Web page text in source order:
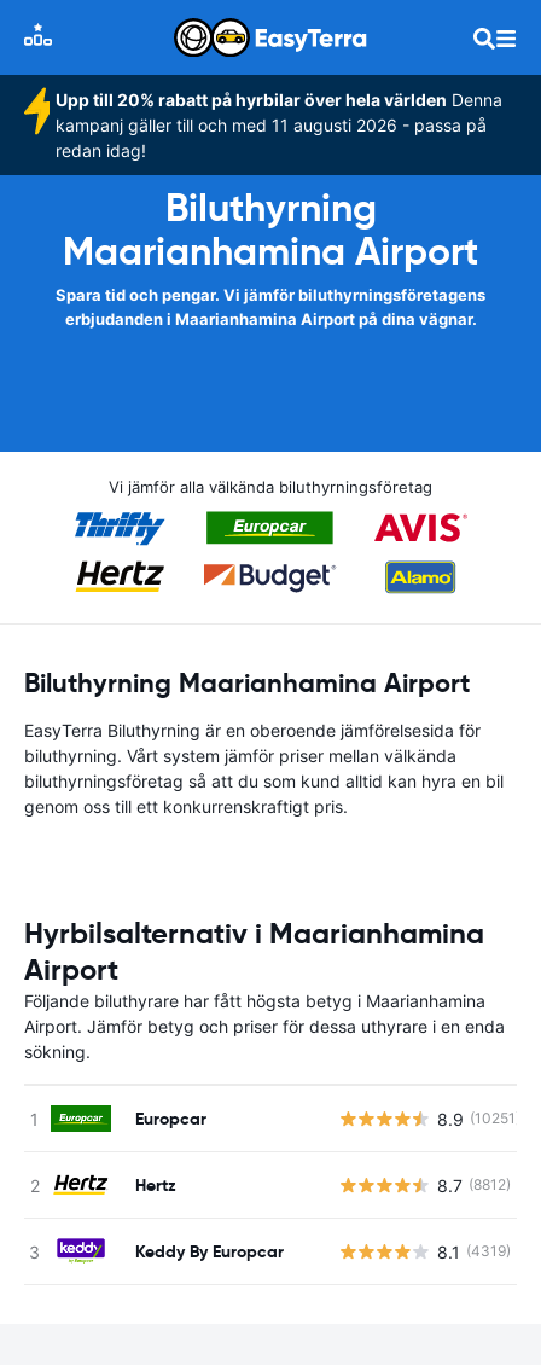
Upp till 20% rabatt på hyrbilar över hela världen Denna
kampanj gäller till och med 11 augusti 2026 - passa på
redan idag!
Biluthyrning
Maarianhamina Airport
Spara tid och pengar. Vi jämför biluthyrningsföretagens
erbjudanden i Maarianhamina Airport på dina vägnar.
Vi jämför alla välkända biluthyrningsföretag
Biluthyrning Maarianhamina Airport
EasyTerra Biluthyrning är en oberoende jämförelsesida för
biluthyrning. Vårt system jämför priser mellan välkända
biluthyrningsföretag så att du som kund alltid kan hyra en bil
genom oss till ett konkurrenskraftigt pris.
Hyrbilsalternativ i Maarianhamina
Airport
Följande biluthyrare har fått högsta betyg i Maarianhamina
Airport. Jämför betyg och priser för dessa uthyrare i en enda
sökning.
Europcar 8.9 (10251)
Hertz 8.7 (8812)
Keddy By Europcar 8.1 (4319)